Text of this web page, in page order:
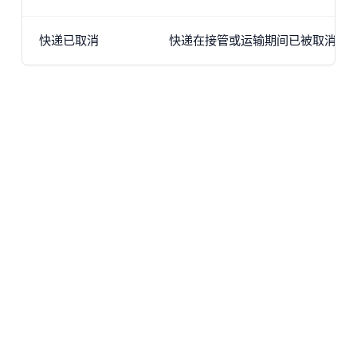
快递已取消 快递在接管或运输期间已被取消，